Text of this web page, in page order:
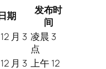
期
发布时
间
月 3 凌晨 3
点
月 3 上午 12